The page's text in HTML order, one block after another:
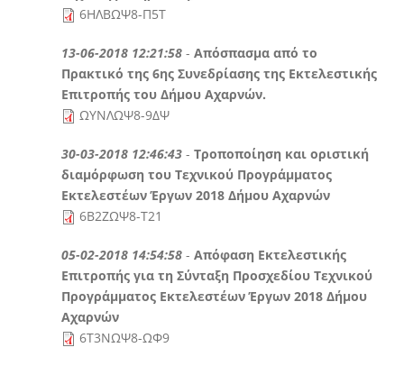
6ΗΛΒΩΨ8-Π5Τ
13-06-2018 12:21:58 -Απόσπασμα από το
Πρακτικό της 6ης Συνεδρίασης της Εκτελεστικής
Επιτροπής του Δήμου Αχαρνών.
ΩΥΝΛΩΨ8-9ΔΨ
30-03-2018 12:46:43 -Τροποποίηση και οριστική
διαμόρφωση του Τεχνικού Προγράμματος
Εκτελεστέων Έργων 2018 Δήμου Αχαρνών
6Β2ΖΩΨ8-Τ21
05-02-2018 14:54:58 -Απόφαση Εκτελεστικής
Επιτροπής για τη Σύνταξη Προσχεδίου Τεχνικού
Προγράμματος Εκτελεστέων Έργων 2018 Δήμου
Αχαρνών
6Τ3ΝΩΨ8-ΩΦ9